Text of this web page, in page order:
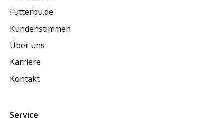
Futterbu.de
Kundenstimmen
Über uns
Karriere
Kontakt
Service